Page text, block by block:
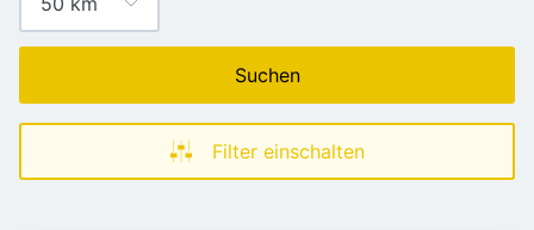
Suchen
Filter einschalten